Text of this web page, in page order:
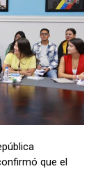
que el